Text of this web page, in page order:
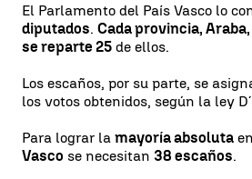
El Parlamento del País Vasco lo
diputados. Cada provincia,
se reparte 25 de ellos.
Los escaños, por su parte, se
los votos obtenidos, según la ley
Para lograr la mayoría absoluta
Vasco se necesitan 38 escaños.